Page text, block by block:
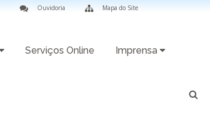
Mapa do Site
Ouvidoria
Serviços Online Imprensa